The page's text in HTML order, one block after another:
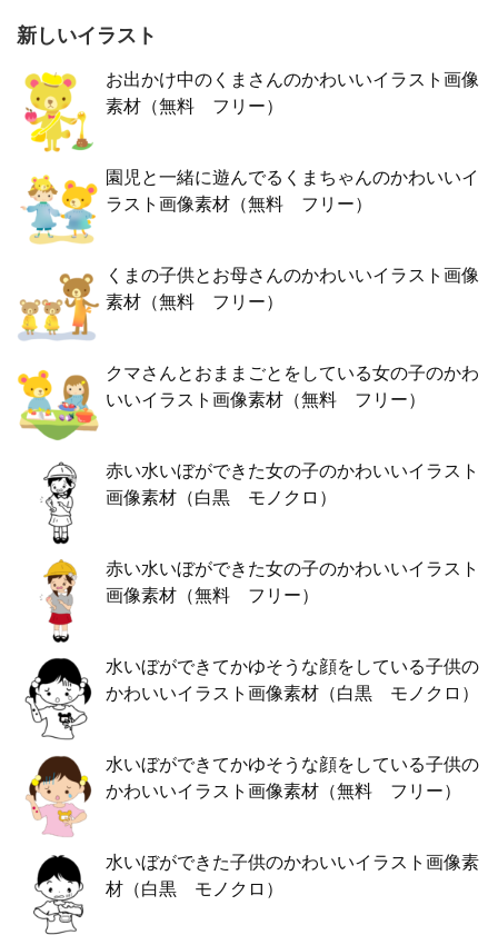
新しいイラスト
お出かけ中のくまさんのかわいいイラスト画像
素材（無料 フリー）
園児と一緒に遊んでるくまちゃんのかわいいイ
ラスト画像素材（無料 フリー）
くまの子供とお母さんのかわいいイラスト画像
素材（無料 フリー）
クマさんとおままごとをしている女の子のかわ
いいイラスト画像素材（無料 フリー）
赤い水いぼができた女の子のかわいいイラスト
画像素材（白黒 モノクロ）
赤い水いぼができた女の子のかわいいイラスト
画像素材（無料 フリー）
水いぼができてかゆそうな顔をしている子供の
かわいいイラスト画像素材（白黒 モノクロ）
水いぼができてかゆそうな顔をしている子供の
かわいいイラスト画像素材（無料 フリー）
水いぼができた子供のかわいいイラスト画像素
材（白黒 モノクロ）